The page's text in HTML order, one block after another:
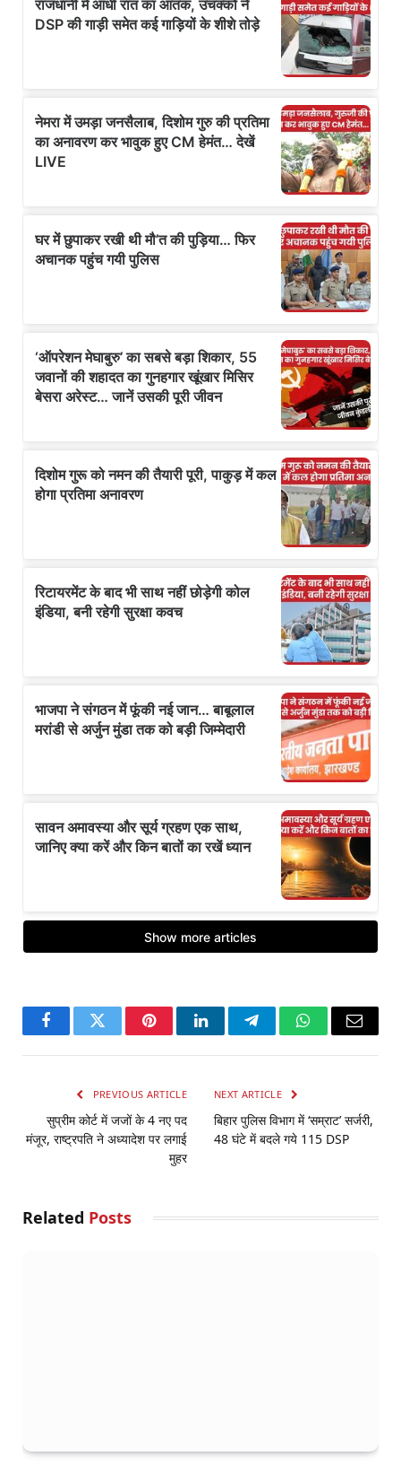
FacebookTwitter PinterestLinkedInTelegramWhatsApp
Email
PREVIOUS ARTICLE
सुप्रीम कोर्ट में जजों के 4 नए पद
मंजूर, राष्ट्रपति ने अध्यादेश पर लगाई
मुहर
NEXT ARTICLE
बिहार पुलिस विभाग में ‘सम्राट’ सर्जरी,
48 घंटे में बदले गये 115 DSP
Related Posts